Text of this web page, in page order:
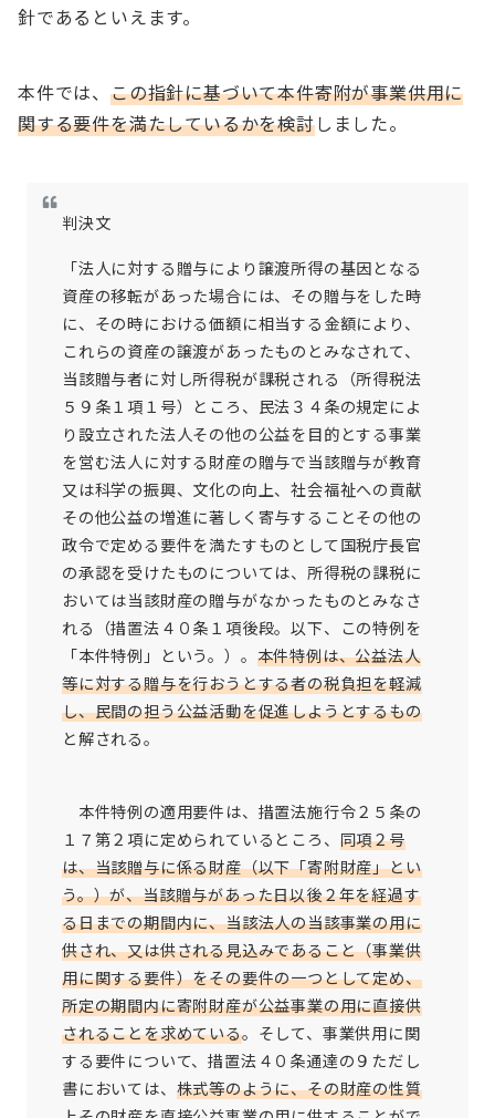
針であるといえます。
本件では、 この指針に基づいて本件寄附が事業供用に
関する要件を満たしているかを検討しました。
判決文
「法人に対する贈与により譲渡所得の基因となる
資産の移転があった場合には、その贈与をした時
に、その時における価額に相当する金額により、
これらの資産の譲渡があったものとみなされて、
当該贈与者に対し所得税が課税される（所得税法
５９条１項１号）ところ、民法３４条の規定によ
り設立された法人その他の公益を目的とする事業
を営む法人に対する財産の贈与で当該贈与が教育
又は科学の振興、文化の向上、社会福祉への貢献
その他公益の増進に著しく寄与することその他の
政令で定める要件を満たすものとして国税庁長官
の承認を受けたものについては、所得税の課税に
おいては当該財産の贈与がなかったものとみなさ
れる（措置法４０条１項後段。以下、この特例を
「本件特例」という。）。 本件特例は、公益法人
等に対する贈与を行おうとする者の税負担を軽減
し、民間の担う公益活動を促進しようとするもの
と解される。
本件特例の適用要件は、措置法施行令２５条の
１７第２項に定められているところ、 同項２号
は、当該贈与に係る財産（以下「寄附財産」とい
う。）が、当該贈与があった日以後２年を経過す
る日までの期間内に、当該法人の当該事業の用に
供され、又は供される見込みであること（事業供
用に関する要件）をその要件の一つとして定め、
所定の期間内に寄附財産が公益事業の用に直接供
されることを求めている。そして、事業供用に関
する要件について、措置法４０条通達の９ただし
書においては、 株式等のように、その財産の性質